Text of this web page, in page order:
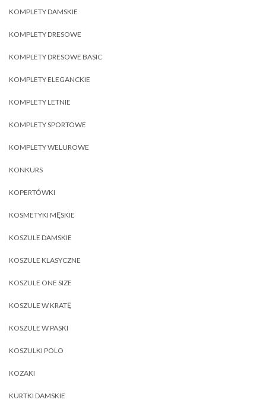
KOMPLETY DAMSKIE
KOMPLETY DRESOWE
KOMPLETY DRESOWE BASIC
KOMPLETY ELEGANCKIE
KOMPLETY LETNIE
KOMPLETY SPORTOWE
KOMPLETY WELUROWE
KONKURS
KOPERTÓWKI
KOSMETYKI MĘSKIE
KOSZULE DAMSKIE
KOSZULE KLASYCZNE
KOSZULE ONE SIZE
KOSZULE W KRATĘ
KOSZULE W PASKI
KOSZULKI POLO
KOZAKI
KURTKI DAMSKIE